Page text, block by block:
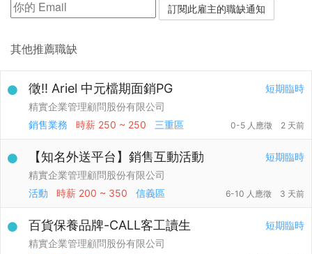
其他推薦職缺
短期臨時
徵!! Ariel 中元檔期面銷PG
精實企業管理顧問股份有限公司
銷售業務
時薪 250 ~ 250 三重區 0-5 人應徵 2 天前
短期臨時
【知名外送平台】銷售互動活動
精實企業管理顧問股份有限公司
活動
時薪 200 ~ 350 信義區 6-10 人應徵 3 天前
短期臨時
百貨保養品牌-CALL客工讀生
精實企業管理顧問股份有限公司